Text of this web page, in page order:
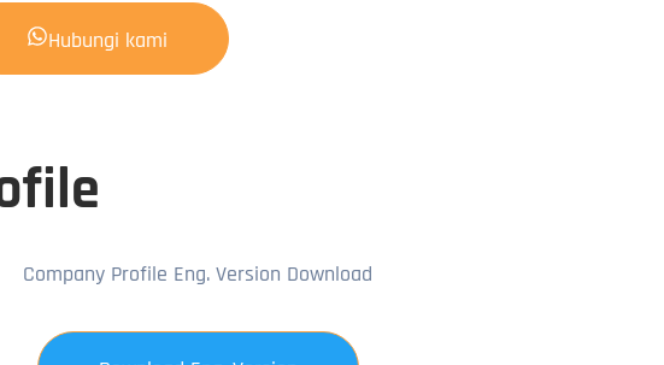
Hubungi kami
Company Profile Eng. Version Download